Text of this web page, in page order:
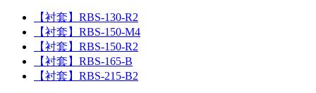
【衬套】RBS-130-R2
【衬套】RBS-150-M4
【衬套】RBS-150-R2
【衬套】RBS-165-B
【衬套】RBS-215-B2